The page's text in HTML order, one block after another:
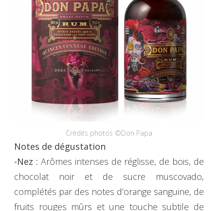
Crédits photos ©Don Papa
Notes de dégustation
-Nez : Arômes intenses de réglisse, de bois, de
chocolat noir et de sucre muscovado,
complétés par des notes d’orange sanguine, de
fruits rouges mûrs et une touche subtile de